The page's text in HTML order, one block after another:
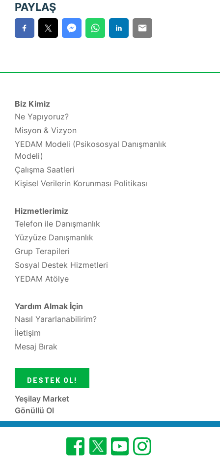
PAYLAŞ
Biz Kimiz
Ne Yapıyoruz?
Misyon & Vizyon
YEDAM Modeli (Psikososyal Danışmanlık
Modeli)
Çalışma Saatleri
Kişisel Verilerin Korunması Politikası
Hizmetlerimiz
Telefon ile Danışmanlık
Yüzyüze Danışmanlık
Grup Terapileri
Sosyal Destek Hizmetleri
YEDAM Atölye
Yardım Almak İçin
Nasıl Yararlanabilirim?
İletişim
Mesaj Bırak
DESTEK OL!
Yeşilay Market
Gönüllü Ol